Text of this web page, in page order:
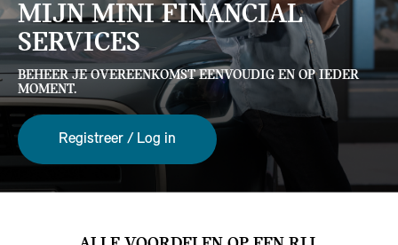
MIJN MINI FINANCIAL
SERVICES
BEHEER JE OVEREENKOMST EENVOUDIG EN OP IEDER
MOMENT.
Registreer / Log in